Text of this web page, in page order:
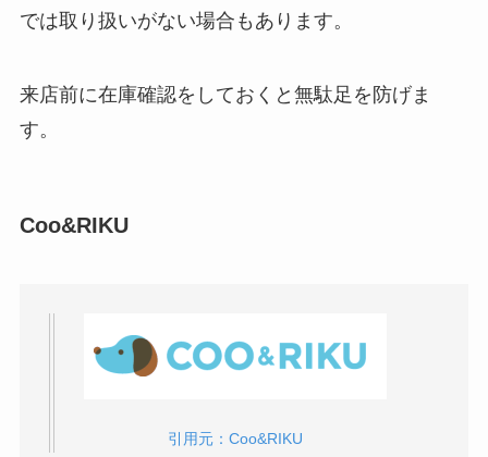
るならコレ！
ブリスミックス（BLISMIX）はどこで売って
メディファス（Medyfas）はどこで売ってる？
ドットにゃんはどこで売ってる？楽天や
Amazonで買える？
では取り扱いがない場合もあります。
来店前に在庫確認をしておくと無駄足を防げま
す。
Coo&RIKU
引用元：Coo&RIKU